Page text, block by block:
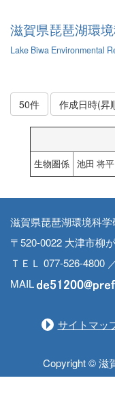
滋賀県琵琶湖環
Lake Biwa Environmental
50件 作成日時(昇
生物圏係
池田 将
滋賀県琵琶湖環境科
〒520-0022 大津市柳
ＴＥＬ 077-526-4800
MAIL
サイトマッ
Copyright © 滋